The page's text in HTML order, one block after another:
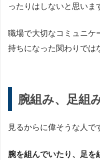
ったりはしないと思いま
職場で大切なコミュニケ
持ちになった関わりでは
腕組み、足組
見るからに偉そうな人で
腕を組んでいたり、足